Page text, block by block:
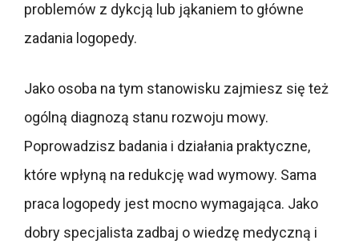
problemów z dykcją lub jąkaniem to główne
zadania logopedy.
Jako osoba na tym stanowisku zajmiesz się też
ogólną diagnozą stanu rozwoju mowy.
Poprowadzisz badania i działania praktyczne,
które wpłyną na redukcję wad wymowy. Sama
praca logopedy jest mocno wymagająca. Jako
dobry specjalista zadbaj o wiedzę medyczną i